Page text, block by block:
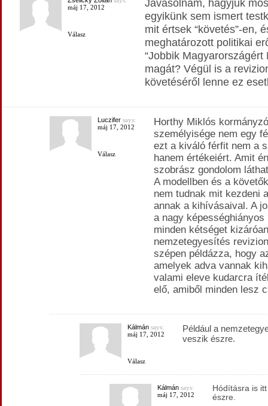
máj 17, 2012
Válasz
Javasolnám, hagyjuk
egyikünk sem ismert
mit értsek “követés”-en,
meghatározott politikai
“Jobbik Magyarországért
magát? Végül is a
követéséről lenne ez
Luczifersays:
máj 17, 2012
Válasz
Horthy Miklós
személyisége nem egy
ezt a kiváló férfit nem a
hanem értékeiért. Amit
szobrász gondolom
A modellben és a
nem tudnak mit kezdeni
annak a kihívásaival. A
a nagy
minden kétséget
nemzetegyesítés
szépen példázza, hogy
amelyek adva vannak
valami eleve kudarcra
elő, amiből minden lesz
Kálmánsays:
máj 17, 2012
Válasz
Például a
veszik észre.
Kálmánsays:
máj 17, 2012
Hódításra is
észre.